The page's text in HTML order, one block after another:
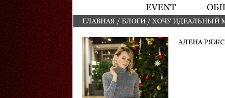
EVENT
ВЫ ЗДЕСЬ
ГЛАВНАЯ / БЛОГИ / ХОЧУ ИДЕАЛЬНЫЙ
АЛЕНА